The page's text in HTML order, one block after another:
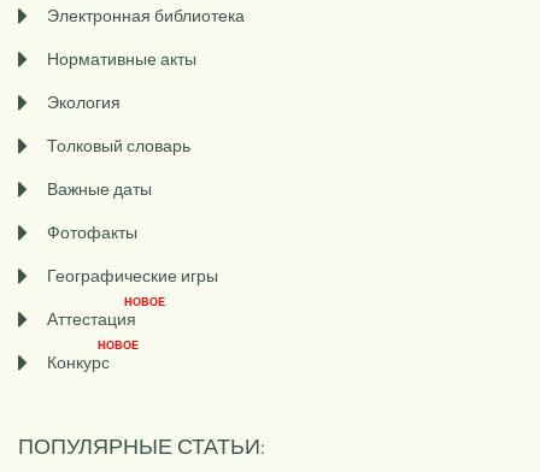
Электронная библиотека
Нормативные акты
Экология
Толковый словарь
Важные даты
Фотофакты
Географические игры
Аттестация
НОВОЕ
Конкурс
НОВОЕ
ПОПУЛЯРНЫЕ СТАТЬИ: